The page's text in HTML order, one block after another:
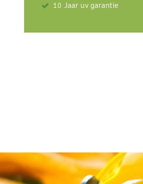
10 Jaar uv garantie